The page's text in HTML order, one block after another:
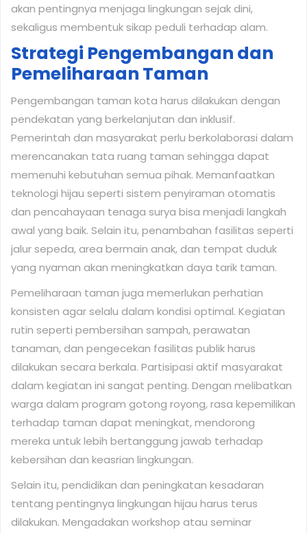
akan pentingnya menjaga lingkungan sejak dini,
sekaligus membentuk sikap peduli terhadap alam.
Strategi Pengembangan dan
Pemeliharaan Taman
Pengembangan taman kota harus dilakukan dengan
pendekatan yang berkelanjutan dan inklusif.
Pemerintah dan masyarakat perlu berkolaborasi dalam
merencanakan tata ruang taman sehingga dapat
memenuhi kebutuhan semua pihak. Memanfaatkan
teknologi hijau seperti sistem penyiraman otomatis
dan pencahayaan tenaga surya bisa menjadi langkah
awal yang baik. Selain itu, penambahan fasilitas seperti
jalur sepeda, area bermain anak, dan tempat duduk
yang nyaman akan meningkatkan daya tarik taman.
Pemeliharaan taman juga memerlukan perhatian
konsisten agar selalu dalam kondisi optimal. Kegiatan
rutin seperti pembersihan sampah, perawatan
tanaman, dan pengecekan fasilitas publik harus
dilakukan secara berkala. Partisipasi aktif masyarakat
dalam kegiatan ini sangat penting. Dengan melibatkan
warga dalam program gotong royong, rasa kepemilikan
terhadap taman dapat meningkat, mendorong
mereka untuk lebih bertanggung jawab terhadap
kebersihan dan keasrian lingkungan.
Selain itu, pendidikan dan peningkatan kesadaran
tentang pentingnya lingkungan hijau harus terus
dilakukan. Mengadakan workshop atau seminar